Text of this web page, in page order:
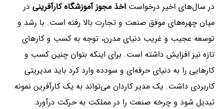
در سال‌های اخیر درخواست اخذ مجوز آموزشگاه کارآفرینی در
میان چهره‌های موفق صنعت و تجارت بالا رفته است. با رشد و
توسعه عجیب و غریب دنیای مدرن، توجه به کسب و کارهای
تازه نیز افزایش داشته است. برای اینکه بتوان چنین کسب و
کارهایی را به دنیای حرفه‌ای و سودده وارد کرد باید مدیریتی
کاربردی داشت. یک مدیر کاردان می‌تواند به یک کارآفرین نمونه
تبدیل شود و چرخه صنعت را در مملکت به حرکت درآورد.